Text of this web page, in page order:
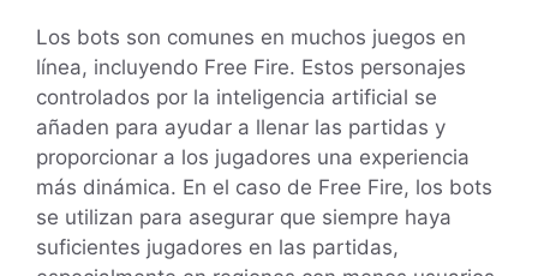
Los bots son comunes en muchos juegos en
línea, incluyendo Free Fire. Estos personajes
controlados por la inteligencia artificial se
añaden para ayudar a llenar las partidas y
proporcionar a los jugadores una experiencia
más dinámica. En el caso de Free Fire, los bots
se utilizan para asegurar que siempre haya
suficientes jugadores en las partidas,